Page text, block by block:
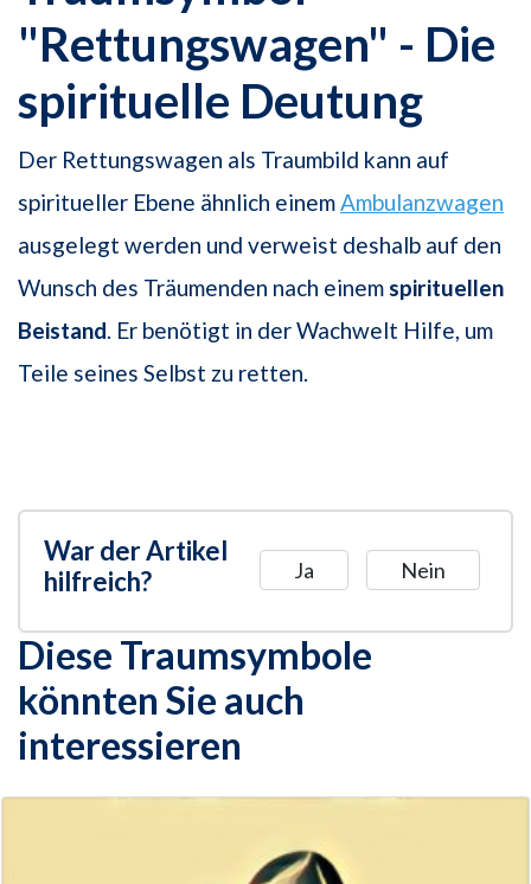
"Rettungswagen" - Die
spirituelle Deutung
Der Rettungswagen als Traumbild kann auf
spiritueller Ebene ähnlich einem Ambulanzwagen
ausgelegt werden und verweist deshalb auf den
Wunsch des Träumenden nach einem spirituellen
Beistand . Er benötigt in der Wachwelt Hilfe, um
Teile seines Selbst zu retten.
War der Artikel
hilfreich?
Ja Nein
Diese Traumsymbole
könnten Sie auch
interessieren